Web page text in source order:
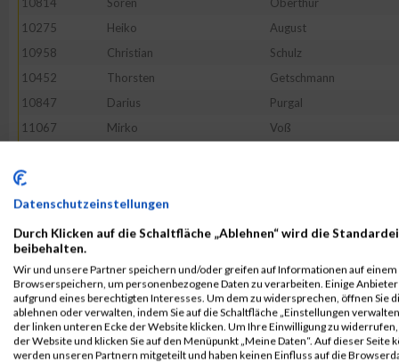
10275
Heiko August
10958
Christian Schulz
10452
Thorsten Getschmann
10847
Darius Purgal
11067
Mirko Voß
10795
10798
Johannes
11162
-- Noname
10726
11089
Felix Weitenhagen
10810
Lukas Northrup
10568
Lukas Janisch
10974
Serdar Seçkin
Datenschutzeinstellungen
Durch Klicken auf die Schaltfläche „Ablehnen“ wird die
beibehalten.
Wir und unsere Partner speichern und/oder greifen auf Informationen auf einem
Browserspeichern, um personenbezogene Daten zu verarbeiten. Einige
aufgrund eines berechtigten Interesses. Um dem zu widersprechen, öffnen Sie
ablehnen oder verwalten, indem Sie auf die Schaltfläche „Einstellungen
der linken unteren Ecke der Website klicken. Um Ihre Einwilligung zu
der Website und klicken Sie auf den Menüpunkt „Meine Daten“. Auf dieser
werden unseren Partnern mitgeteilt und haben keinen Einfluss auf die